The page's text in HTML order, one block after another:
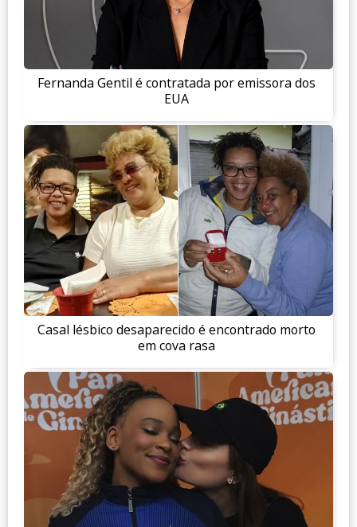
Fernanda Gentil é contratada por emissora dos
EUA
Casal lésbico desaparecido é encontrado morto
em cova rasa